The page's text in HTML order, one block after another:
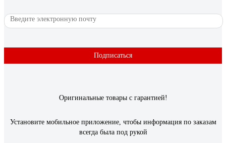
Подписаться
Оригинальные товары с гарантией!
Установите мобильное приложение, чтобы информация по заказам
всегда была под рукой